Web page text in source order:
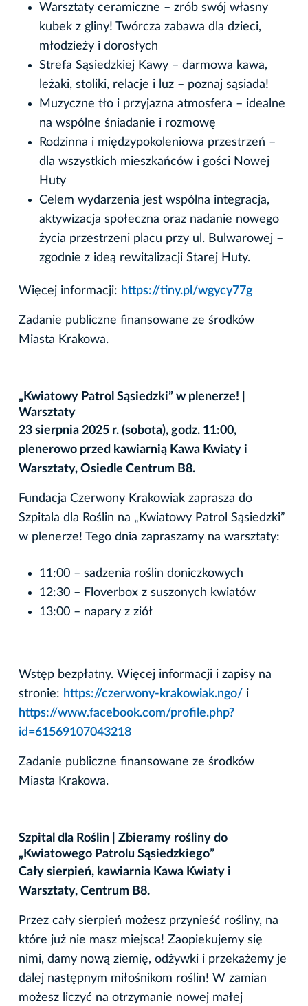
Warsztaty ceramiczne – zrób swój własny
kubek z gliny! Twórcza zabawa dla dzieci,
młodzieży i dorosłych
Strefa Sąsiedzkiej Kawy – darmowa kawa,
leżaki, stoliki, relacje i luz – poznaj sąsiada!
Muzyczne tło i przyjazna atmosfera – idealne
na wspólne śniadanie i rozmowę
Rodzinna i międzypokoleniowa przestrzeń –
dla wszystkich mieszkańców i gości Nowej
Huty
Celem wydarzenia jest wspólna integracja,
aktywizacja społeczna oraz nadanie nowego
życia przestrzeni placu przy ul. Bulwarowej –
zgodnie z ideą rewitalizacji Starej Huty.
Więcej informacji: https://tiny.pl/wgycy77g
Zadanie publiczne finansowane ze środków
Miasta Krakowa.
„Kwiatowy Patrol Sąsiedzki” w plenerze! |
Warsztaty
23 sierpnia 2025 r. (sobota), godz. 11:00,
plenerowo przed kawiarnią Kawa Kwiaty i
Warsztaty, Osiedle Centrum B8.
Fundacja Czerwony Krakowiak zaprasza do
Szpitala dla Roślin na „Kwiatowy Patrol Sąsiedzki”
w plenerze! Tego dnia zapraszamy na warsztaty:
11:00 – sadzenia roślin doniczkowych
12:30 – Floverbox z suszonych kwiatów
13:00 – napary z ziół
Wstęp bezpłatny. Więcej informacji i zapisy na
stronie: https://czerwony-krakowiak.ngo/ i
https://www.facebook.com/profile.php?
id=61569107043218
Zadanie publiczne finansowane ze środków
Miasta Krakowa.
Szpital dla Roślin | Zbieramy rośliny do
„Kwiatowego Patrolu Sąsiedzkiego”
Cały sierpień, kawiarnia Kawa Kwiaty i
Warsztaty, Centrum B8.
Przez cały sierpień możesz przynieść rośliny, na
które już nie masz miejsca! Zaopiekujemy się
nimi, damy nową ziemię, odżywki i przekażemy je
dalej następnym miłośnikom roślin! W zamian
możesz liczyć na otrzymanie nowej małej